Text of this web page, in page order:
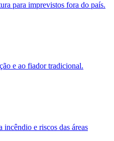
para imprevistos fora do país.
e ao fiador tradicional.
e riscos das áreas